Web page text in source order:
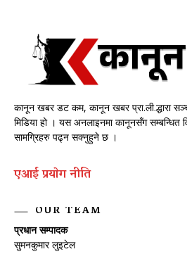
कानून खबर डट कम, कानून खबर प्रा.ली.द्धारा
मिडिया हो । यस अनलाइनमा कानूनसँग सम्बन्धित
सामग्रिहरु पढ्न सक्नुहुने छ ।
एआई प्रयाेग नीति
OUR TEAM
प्रधान सम्पादक
सुमनकुमार लुइटेल